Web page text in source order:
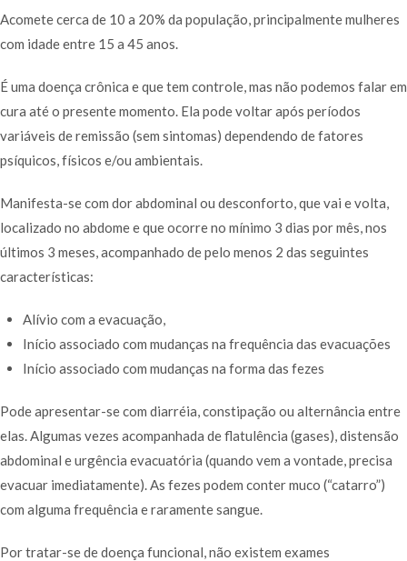
Acomete cerca de 10 a 20% da população, principalmente mulheres
com idade entre 15 a 45 anos.
É uma doença crônica e que tem controle, mas não podemos falar em
cura até o presente momento. Ela pode voltar após períodos
variáveis de remissão (sem sintomas) dependendo de fatores
psíquicos, físicos e/ou ambientais.
Manifesta-se com dor abdominal ou desconforto, que vai e volta,
localizado no abdome e que ocorre no mínimo 3 dias por mês, nos
últimos 3 meses, acompanhado de pelo menos 2 das seguintes
características:
Alívio com a evacuação,
Início associado com mudanças na frequência das evacuações
Início associado com mudanças na forma das fezes
Pode apresentar-se com diarréia, constipação ou alternância entre
elas. Algumas vezes acompanhada de flatulência (gases), distensão
abdominal e urgência evacuatória (quando vem a vontade, precisa
evacuar imediatamente). As fezes podem conter muco (“catarro”)
com alguma frequência e raramente sangue.
Por tratar-se de doença funcional, não existem exames